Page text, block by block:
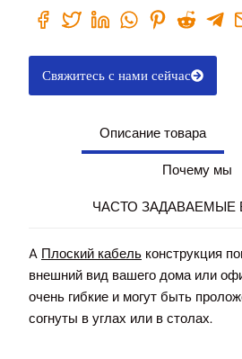
Свяжитесь с нами сейчас
Описание товара
Почему мы
ЧАСТО
A Плоский кабель конструкция
внешний вид вашего дома или
очень гибкие и могут быть
согнуты в углах или в столах.